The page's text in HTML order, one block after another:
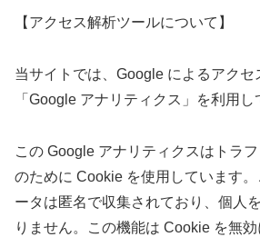
【アクセス解析ツールについて】
当サイトでは、Google によるアクセ
「Google アナリティクス」を利用し
この Google アナリティクスはトラ
のために Cookie を使用しています
ータは匿名で収集されており、個人
りません。この機能は Cookie を無